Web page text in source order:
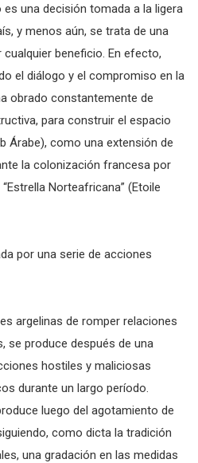
una decisión tomada a la ligera
y menos aún, se trata de una
beneficio. En efecto,
el diálogo y el compromiso en la
obrado constantemente de
para construir el espacio
Árabe), como una extensión de
la colonización francesa por
Norteafricana” (Etoile
por una serie de acciones
argelinas de romper relaciones
se produce después de una
hostiles y maliciosas
durante un largo período.
luego del agotamiento de
como dicta la tradición
una gradación en las medidas